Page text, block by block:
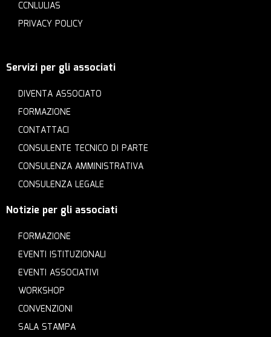
CCNLULIAS
PRIVACY POLICY
Servizi per gli associati
DIVENTA ASSOCIATO
FORMAZIONE
CONTATTACI
CONSULENTE TECNICO DI PARTE
CONSULENZA AMMINISTRATIVA
CONSULENZA LEGALE
Notizie per gli associati
FORMAZIONE
EVENTI ISTITUZIONALI
EVENTI ASSOCIATIVI
WORKSHOP
CONVENZIONI
SALA STAMPA